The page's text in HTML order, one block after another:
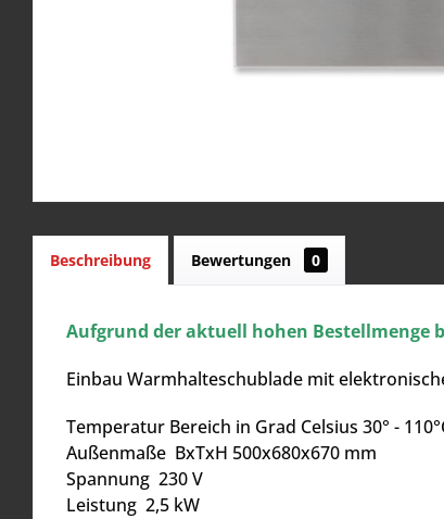
Beschreibung Bewertungen 0
Aufgrund der aktuell hohen Bestellmenge
Einbau Warmhalteschublade mit
Temperatur Bereich in Grad Celsius 30° -
Außenmaße BxTxH 500x680x670 mm
Spannung 230 V
Leistung 2,5 kW